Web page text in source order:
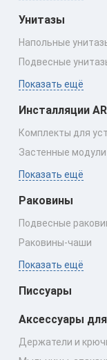
Унитазы
Напольные
Подвесные
Показать ещё
Инсталляции
Комплекты для
Застенные модули
Показать ещё
Раковины
Подвесные
Раковины‑чаши
Показать ещё
Писсуары
Аксессуары
Держатели и